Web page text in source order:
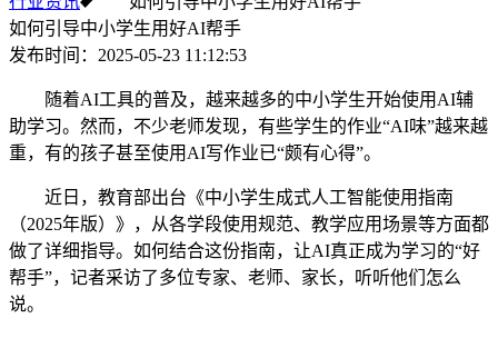
如何引导中小学生用好AI帮手
发布时间： 2025-05-23 11:12:53
随着AI工具的普及，越来越多的中小学生开始使用AI辅
助学习。然而，不少老师发现，有些学生的作业“AI味”越来越
重，有的孩子甚至使用AI写作业已“颇有心得”。
近日，教育部出台《中小学生成式人工智能使用指南
（2025年版）》，从各学段使用规范、教学应用场景等方面都
做了详细指导。如何结合这份指南，让AI真正成为学习的“好
帮手”，记者采访了多位专家、老师、家长，听听他们怎么
说。